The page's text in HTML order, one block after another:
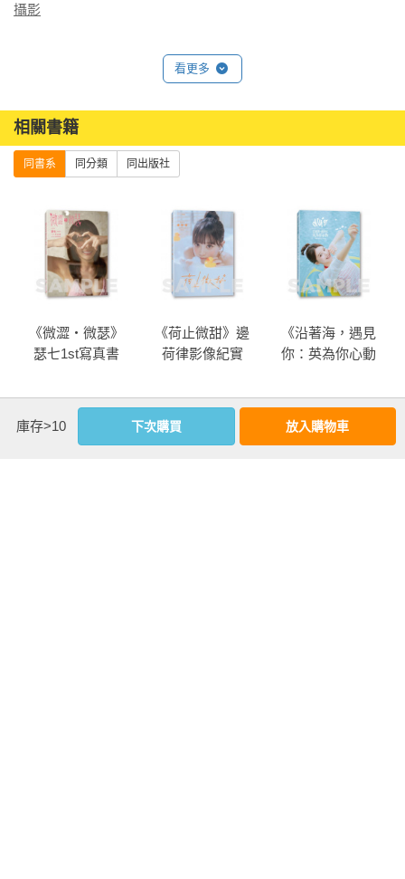
攝影
看更多
相關書籍
同書系 同分類 同出版社
《微澀・微瑟》
瑟七1st寫真書
《荷止微甜》邊
荷律影像紀實
《沿著海，遇見
你：英為你心動
性紙上電影系
列》
more
庫存>10 下次購買 放入購物車